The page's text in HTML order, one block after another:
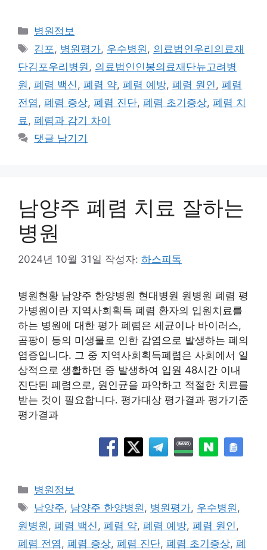
카
테
리
병원정보
태
그
김포, 병원평가, 우수병원, 의료법인우리의료재
단김포우리병원, 의료법인인봉의료재단뉴고려병
원, 폐렴 백신, 폐렴 약, 폐렴 예방, 폐렴 원인, 폐렴
전염, 폐렴 증상, 폐렴 진단, 폐렴 초기증상, 폐렴 치
료, 폐렴과 감기 차이
댓글 남기기
남양주 폐렴 치료 잘하는
병원
2024년 10월 31일 작성자: 하스피톡
병원현황 남양주 한양병원 현대병원 원병원 폐렴 평
가병원이란 지역사회획득 폐렴 환자의 입원치료를
하는 병원에 대한 평가 폐렴은 세균이나 바이러스,
곰팡이 등의 미생물로 인한 감염으로 발생하는 폐의
염증입니다. 그 중 지역사회획득폐렴은 사회에서 일
상적으로 생활하던 중 발생하여 입원 48시간 이내
진단된 폐렴으로, 원인균을 파악하고 적절한 치료를
받는 것이 필요합니다. 평가대상 평가결과 평가기준
평가결과
카
테
리
병원정보
태
그
남양주, 남양주 한양병원, 병원평가, 우수병원,
원병원, 폐렴 백신, 폐렴 약, 폐렴 예방, 폐렴 원인,
폐렴 전염, 폐렴 증상, 폐렴 진단, 폐렴 초기증상, 폐